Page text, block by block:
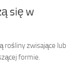
się w
rośliny zwisające lub
formie.